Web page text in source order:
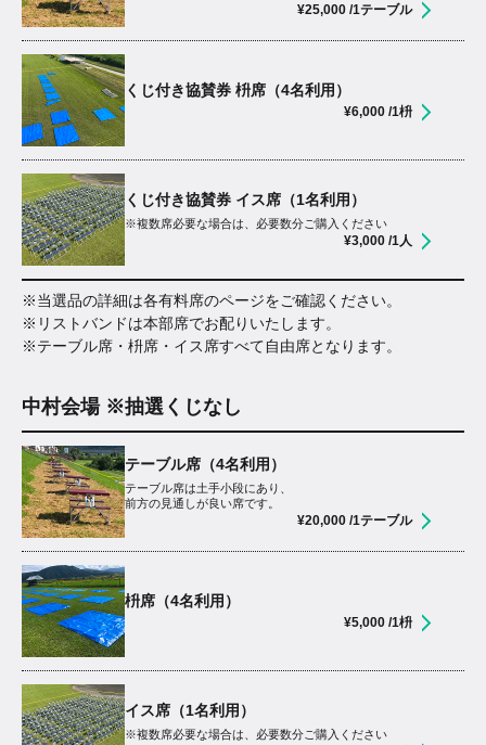
¥25,000 /1テーブル
くじ付き協賛券 枡席（4名利用）
¥6,000 /1枡
くじ付き協賛券 イス席（1名利用）
※複数席必要な場合は、必要数分ご購入ください
¥3,000 /1人
※当選品の詳細は各有料席のページをご確認ください。
※リストバンドは本部席でお配りいたします。
※テーブル席・枡席・イス席すべて自由席となります。
中村会場 ※抽選くじなし
テーブル席（4名利用）
テーブル席は土手小段にあり、
前方の見通しが良い席です。
¥20,000 /1テーブル
枡席（4名利用）
¥5,000 /1枡
イス席（1名利用）
※複数席必要な場合は、必要数分ご購入ください